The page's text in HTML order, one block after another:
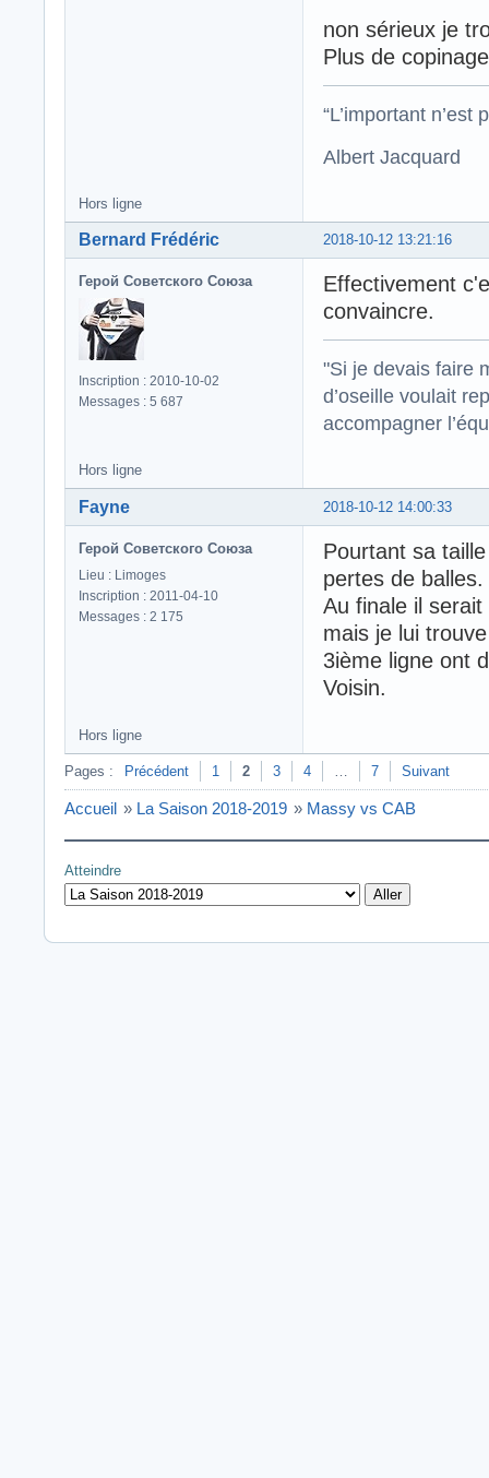
non sérieux je
Plus de
“L’important
Albert Jacquard
Hors ligne
2018-10-12 13:21:16
Bernard Frédéric
Герой Советского Союза
Inscription : 2010-10-02
Messages : 5 687
Effectivement
convaincre.
"Si je devais faire
d’oseille voulait
accompagner
Hors ligne
2018-10-12 14:00:33
Fayne
Герой Советского Союза
Lieu : Limoges
Inscription : 2011-04-10
Messages : 2 175
Pourtant sa
pertes de balles.
Au finale il
mais je lui
3ième ligne ont
Voisin.
Hors ligne
Pages : Précédent 1 2 3 4 … 7 Suivant
Accueil » La Saison 2018-2019 » Massy vs CAB
Atteindre